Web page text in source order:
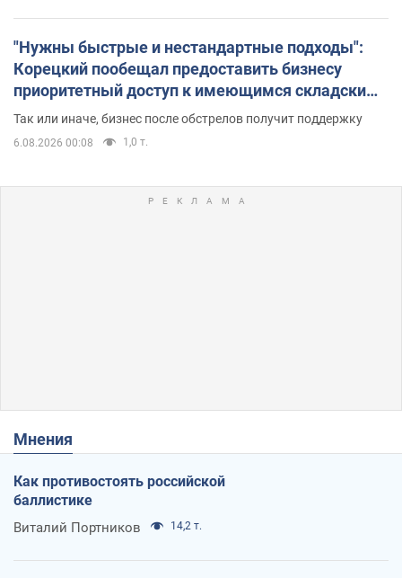
"Нужны быстрые и нестандартные подходы":
Корецкий пообещал предоставить бизнесу
приоритетный доступ к имеющимся складским
помещениям
Так или иначе, бизнес после обстрелов получит поддержку
6.08.2026 00:08 1,0 т.
Мнения
Как противостоять российской
баллистике
Виталий Портников 14,2 т.